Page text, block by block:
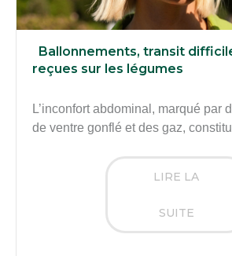
Ballonnements, transit
reçues sur les légumes
L’inconfort abdominal, marqué par
de ventre gonflé et des gaz,
LIRE LA
SUITE